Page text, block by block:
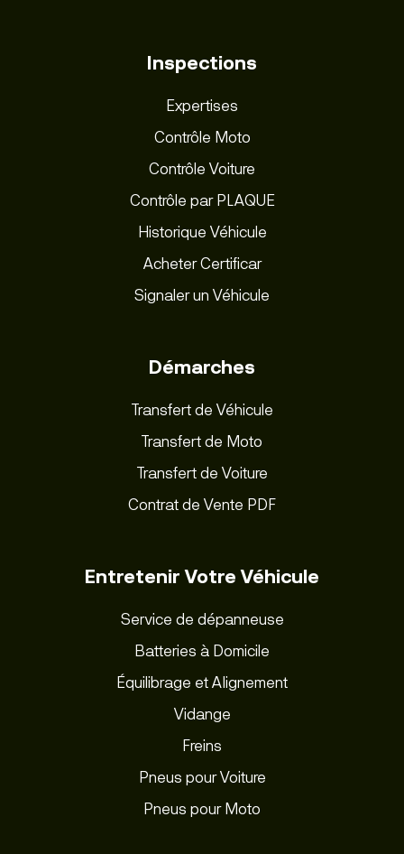
Inspections
Expertises
Contrôle Moto
Contrôle Voiture
Contrôle par PLAQUE
Historique Véhicule
Acheter Certificar
Signaler un Véhicule
Démarches
Transfert de Véhicule
Transfert de Moto
Transfert de Voiture
Contrat de Vente PDF
Entretenir Votre Véhicule
Service de dépanneuse
Batteries à Domicile
Équilibrage et Alignement
Vidange
Freins
Pneus pour Voiture
Pneus pour Moto